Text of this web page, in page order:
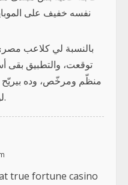
نفسه خفيف على
بالنسبة لي كلاعب
توقعت، والتطبيق بقى
منظّم ومرخّص، وده
لو عندك سؤال اسأل.
true fortune casino